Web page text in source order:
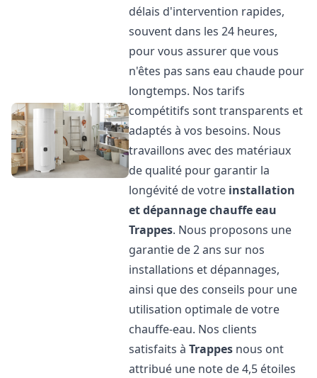
délais d'intervention rapides,
souvent dans les 24 heures,
pour vous assurer que vous
n'êtes pas sans eau chaude pour
longtemps. Nos tarifs
compétitifs sont transparents et
adaptés à vos besoins. Nous
travaillons avec des matériaux
de qualité pour garantir la
longévité de votre installation
et dépannage chauffe eau
Trappes. Nous proposons une
garantie de 2 ans sur nos
installations et dépannages,
ainsi que des conseils pour une
utilisation optimale de votre
chauffe-eau. Nos clients
satisfaits àTrappes nous ont
attribué une note de 4,5 étoiles